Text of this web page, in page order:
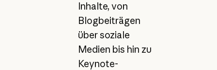
Inhalte, von
Blogbeiträgen
über soziale
Medien bis hin zu
Keynote-